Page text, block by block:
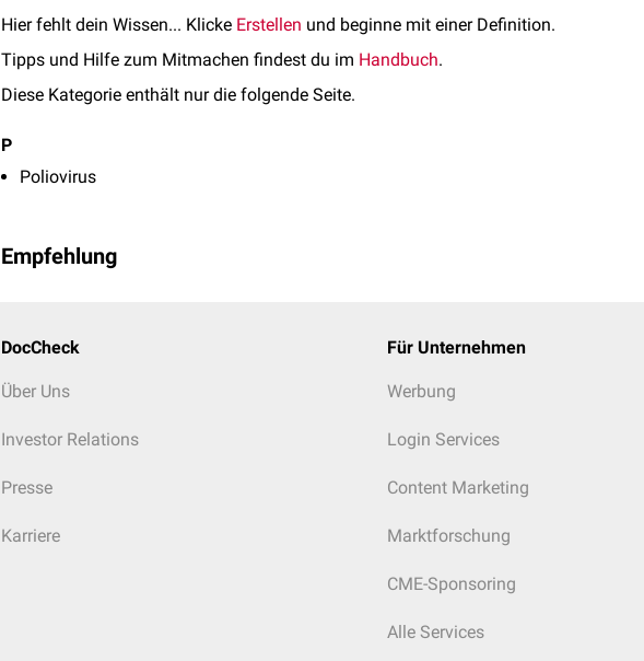
Hier fehlt dein Wissen... Klicke Erstellen und beginne mit einer Definition.
Tipps und Hilfe zum Mitmachen findest du im Handbuch.
Diese Kategorie enthält nur die folgende Seite.
P
Poliovirus
Empfehlung
DocCheck
Über Uns
Investor Relations
Presse
Karriere
Für Unternehmen
Werbung
Login Services
Content Marketing
Marktforschung
CME-Sponsoring
Alle Services